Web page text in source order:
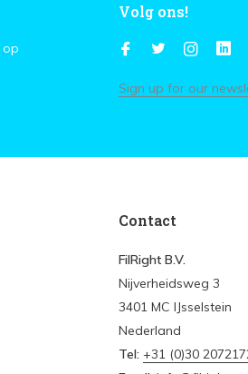
op
Volg ons!
Sign up for our
Contact
FilRight B.V.
Nijverheidsweg 3
3401 MC IJsselstein
Nederland
Tel: +31 (0)30